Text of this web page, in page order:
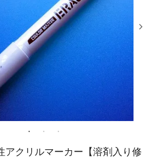
アクリルマーカー【溶剤入り修